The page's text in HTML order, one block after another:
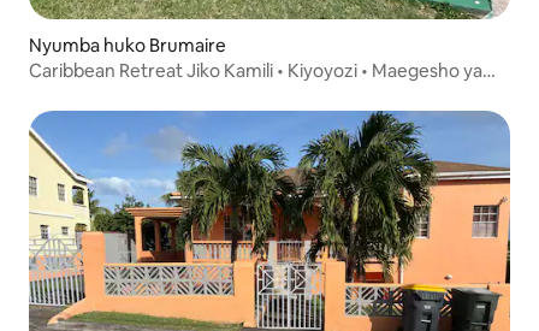
Nyumba huko Brumaire
Caribbean Retreat Jiko Kamili • Kiyoyozi • Maegesho ya